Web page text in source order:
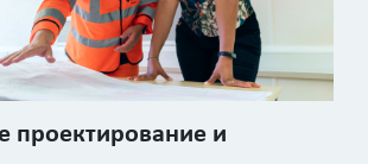
проектирование и